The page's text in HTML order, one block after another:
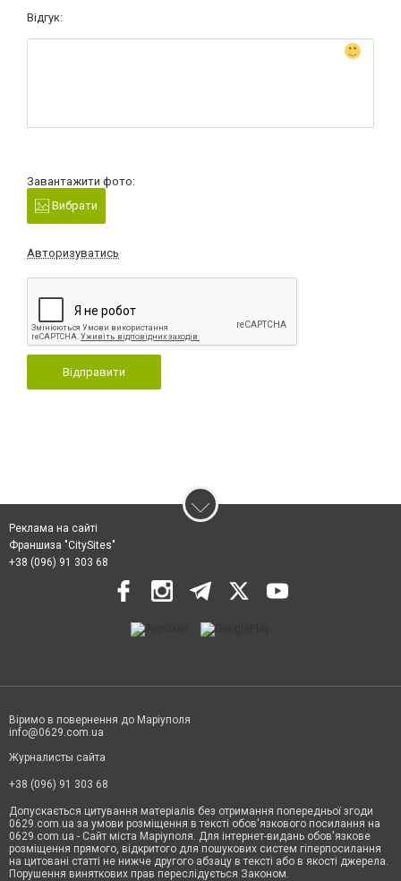
Відгук:
Завантажити фото:
Вибрати
Авторизуватись
Відправити
Реклама на сайті
Франшиза "CitySites"
+38 (096) 91 303 68
Віримо в повернення до Маріуполя
info@0629.com.ua
Журналисты сайта
+38 (096) 91 303 68
Допускається цитування матеріалів без отримання попередньої згоди
0629.com.ua за умови розміщення в тексті обов'язкового посилання на
0629.com.ua - Сайт міста Маріуполя. Для інтернет-видань обов'язкове
розміщення прямого, відкритого для пошукових систем гіперпосилання
на цитовані статті не нижче другого абзацу в тексті або в якості джерела.
Порушення виняткових прав переслідується Законом.